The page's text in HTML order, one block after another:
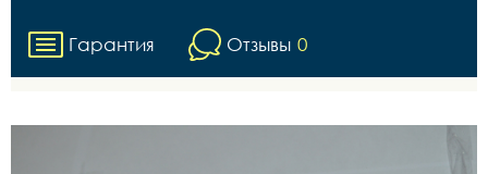
Гарантия Отзывы 0